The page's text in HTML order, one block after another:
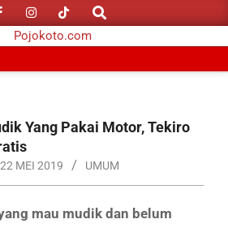
Search
Yang Pakai Motor, Tekiro
22 MEI 2019 UMUM
mau mudik dan belum